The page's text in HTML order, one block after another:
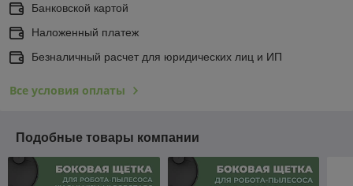
Банковской картой
Наложенный платеж
Безналичный расчет для юридических лиц и ИП
Все условия оплаты
Подобные товары компании